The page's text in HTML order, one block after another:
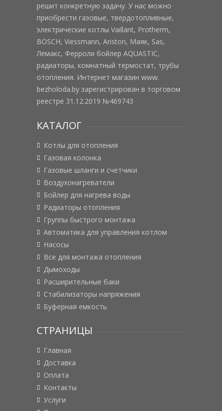
решит конкретную задачу. У нас можно
приобрести газовые, твердотопливные,
электрические котлы Vaillant, Protherm,
BOSCH, Viessmann, Ariston, Маяк, Sas,
Лемакс, Ферроли бойлер AQUASTIC,
радиаторы, комнатный термостат, трубы
отопления. Интернет магазин www.
bezholoda.by зарегистрирован в торговом
реестре 31.12.2019 №469743
КАТАЛОГ
Котлы для отопления
Газовая колонка
Газовые шланги и счетчики
Воздухонагреватели
Бойлер для нагрева воды
Радиаторы отопления
Группы быстрого монтажа
Автоматика для управления котлом
Насосы
Все для монтажа отопления
Дымоходы
Расширительные баки
Стабилизаторы напряжения
Буферная емкость
СТРАНИЦЫ
Главная
Доставка
Оплата
Контакты
Услуги